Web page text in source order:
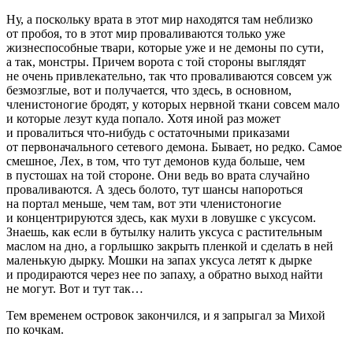
Ну, а поскольку врата в этот мир находятся там неблизко
от пробоя, то в этот мир проваливаются только уже
жизнеспособные твари, которые уже и не демоны по сути,
а так, монстры. Причем ворота с той стороны выглядят
не очень привлекательно, так что проваливаются совсем уж
безмозглые, вот и получается, что здесь, в основном,
членистоногие бродят, у которых нервной ткани совсем мало
и которые лезут куда попало. Хотя иной раз может
и провалиться что-нибудь с остаточными приказами
от первоначального сетевого демона. Бывает, но редко. Самое
смешное, Лех, в том, что тут демонов куда больше, чем
в пустошах на той стороне. Они ведь во врата случайно
проваливаются. А здесь болото, тут шансы напороться
на портал меньше, чем там, вот эти членистоногие
и концентрируются здесь, как мухи в ловушке с уксусом.
Знаешь, как если в бутылку налить уксуса с растительным
маслом на дно, а горлышко закрыть пленкой и сделать в ней
маленькую дырку. Мошки на запах уксуса летят к дырке
и продираются через нее по запаху, а обратно выход найти
не могут. Вот и тут так…
Тем временем островок закончился, и я запрыгал за Михой
по кочкам.